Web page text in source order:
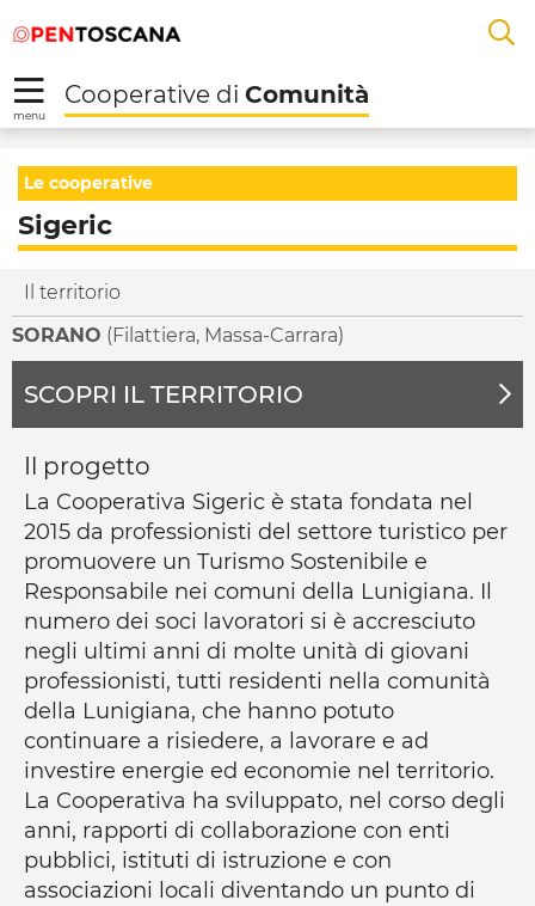
Skip to Main Content
alal
menu
Cooperative di Comunità
Sigeric - Cooperative
Le cooperative
Sigeric
Il territorio
SORANO (Filattiera, Massa-Carrara)
SCOPRI IL TERRITORIO
Il progetto
La Cooperativa Sigeric è stata fondata nel
2015 da professionisti del settore turistico per
promuovere un Turismo Sostenibile e
Responsabile nei comuni della Lunigiana. Il
numero dei soci lavoratori si è accresciuto
negli ultimi anni di molte unità di giovani
professionisti, tutti residenti nella comunità
della Lunigiana, che hanno potuto
continuare a risiedere, a lavorare e ad
investire energie ed economie nel territorio.
La Cooperativa ha sviluppato, nel corso degli
anni, rapporti di collaborazione con enti
pubblici, istituti di istruzione e con
associazioni locali diventando un punto di